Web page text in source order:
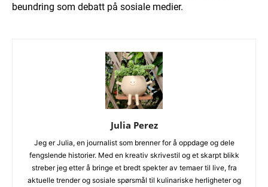
beundring som debatt på sosiale medier.
Julia Perez
Jeg er Julia, en journalist som brenner for å oppdage og dele
fengslende historier. Med en kreativ skrivestil og et skarpt blikk
streber jeg etter å bringe et bredt spekter av temaer til live, fra
aktuelle trender og sosiale spørsmål til kulinariske herligheter og